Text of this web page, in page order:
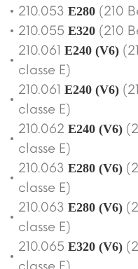
210.053 E280 (210
210.055 E320 (210
210.061 E240 (V6)
classe E)
210.061 E240 (V6)
classe E)
210.062 E240 (V6)
classe E)
210.063 E280 (V6)
classe E)
210.063 E280 (V6)
classe E)
210.065 E320 (V6)